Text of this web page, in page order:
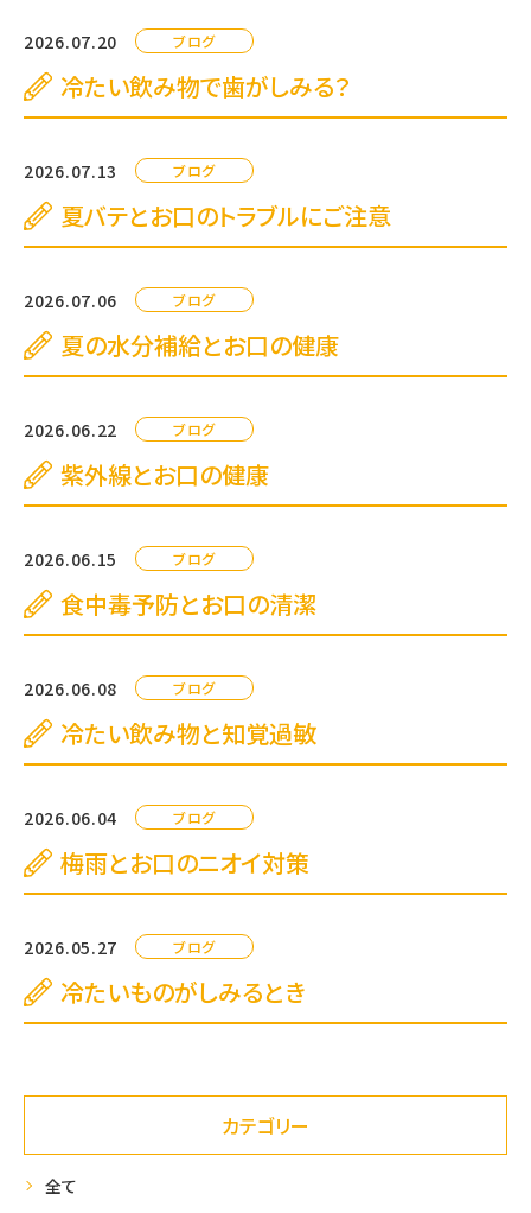
2026.07.20 ブログ
冷たい飲み物で歯がしみる？
2026.07.13 ブログ
夏バテとお口のトラブルにご注意
2026.07.06 ブログ
夏の水分補給とお口の健康
2026.06.22 ブログ
紫外線とお口の健康
2026.06.15 ブログ
食中毒予防とお口の清潔
2026.06.08 ブログ
冷たい飲み物と知覚過敏
2026.06.04 ブログ
梅雨とお口のニオイ対策
2026.05.27 ブログ
冷たいものがしみるとき
カテゴリー
全て